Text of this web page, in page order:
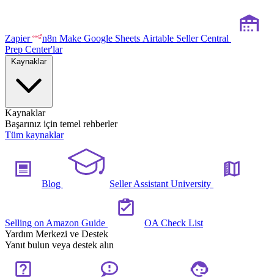
Zapier n8n Make Google Sheets Airtable Seller Central
Prep Center'lar
Kaynaklar
Kaynaklar
Başarınız için temel rehberler
Tüm kaynaklar
Blog Seller Assistant University
Selling on Amazon Guide
OA Check List
Yardım Merkezi ve Destek
Yanıt bulun veya destek alın